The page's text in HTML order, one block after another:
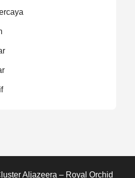
Aljazeera – Royal Orchid